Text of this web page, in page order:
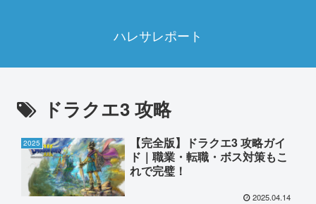
ハレサレポート
ドラクエ3 攻略
2025
【完全版】ドラクエ3 攻略ガイ
ド｜職業・転職・ボス対策もこ
れで完璧！
2025.04.14